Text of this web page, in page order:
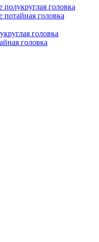
головка
головка
головка
головка